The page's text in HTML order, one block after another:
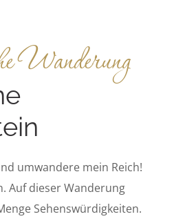
Wanderung
umwandere mein Reich!
Auf dieser Wanderung
Sehenswürdigkeiten.